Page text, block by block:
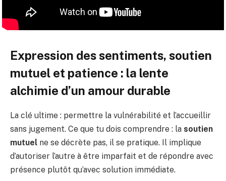
Expression des sentiments, soutien
mutuel et patience : la lente
alchimie d’un amour durable
La clé ultime : permettre la vulnérabilité et l’accueillir
sans jugement. Ce que tu dois comprendre : la soutien
mutuel ne se décrète pas, il se pratique. Il implique
d’autoriser l’autre à être imparfait et de répondre avec
présence plutôt qu’avec solution immédiate.